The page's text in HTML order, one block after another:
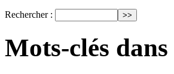
Rechercher :
Mots-clés